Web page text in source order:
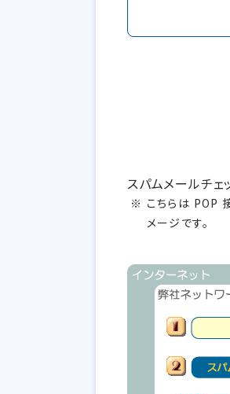
スパムメールチェ
こちらは POP
メージです。